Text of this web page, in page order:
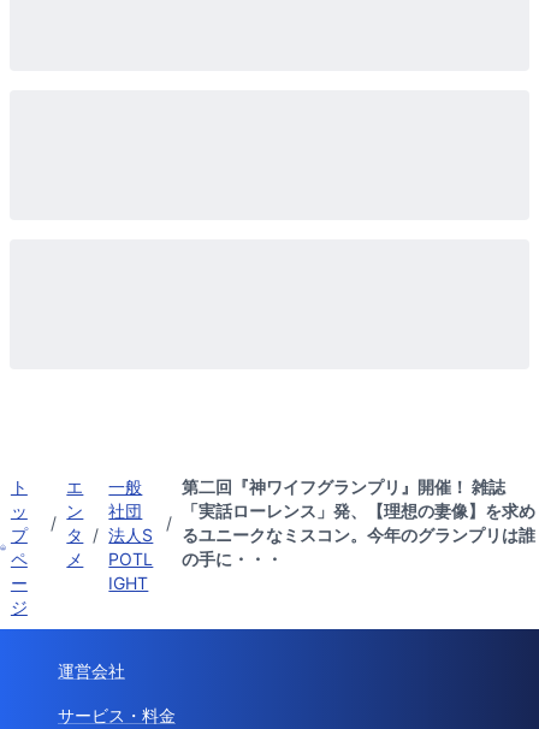
ト
ッ
プ
ペ
ー
ジ
/
エ
ン
タ
メ
/
一般
社団
法人S
POTL
IGHT
/
第二回『神ワイフグランプリ』開催！ 雑誌
「実話ローレンス」発、【理想の妻像】を求め
るユニークなミスコン。今年のグランプリは誰
の手に・・・
運営会社
サービス・料金